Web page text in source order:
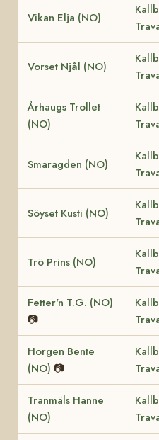
Vikan Elja (NO)
Vorset Njål (NO)
Århaugs Trollet
(NO)
Smaragden (NO)
Söyset Kusti (NO)
Trö Prins (NO)
Fetter'n T.G. (NO)
📷
Horgen Bente
(NO) 📷
Tranmäls Hanne
(NO)